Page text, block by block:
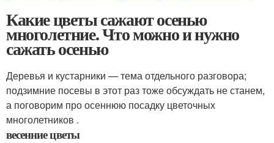
Какие цветы сажают осенью
многолетние. Что можно и нужно
сажать осенью
Деревья и кустарники — тема отдельного разговора;
подзимние посевы в этот раз тоже обсуждать не станем,
а поговорим про осеннюю посадку цветочных
многолетников .
весенние цветы